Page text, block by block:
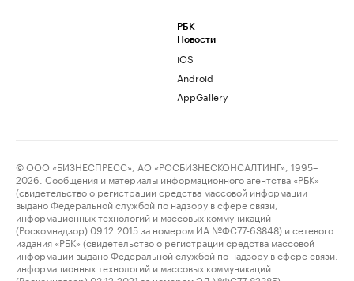
РБК
Новости
iOS
Android
AppGallery
© ООО «БИЗНЕСПРЕСС», АО «РОСБИЗНЕСКОНСАЛТИНГ», 1995–
2026. Сообщения и материалы информационного агентства «РБК»
(свидетельство о регистрации средства массовой информации
выдано Федеральной службой по надзору в сфере связи,
информационных технологий и массовых коммуникаций
(Роскомнадзор) 09.12.2015 за номером ИА №ФС77-63848) и сетевого
издания «РБК» (свидетельство о регистрации средства массовой
информации выдано Федеральной службой по надзору в сфере связи,
информационных технологий и массовых коммуникаций